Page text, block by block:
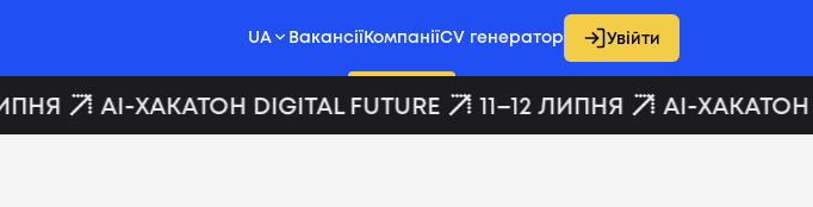
UA Вакансії КомпаніїCV генератор Увійти
AI-ХАКАТОН DIGITAL FUTURE 11–12 ЛИПНЯ AI-ХАКАТОН